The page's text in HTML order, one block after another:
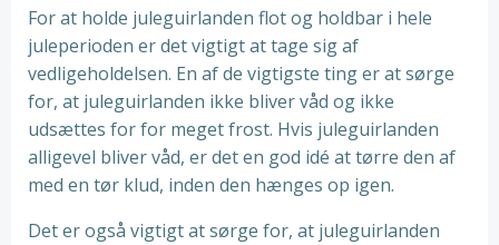
For at holde juleguirlanden flot og holdbar i hele
juleperioden er det vigtigt at tage sig af
vedligeholdelsen. En af de vigtigste ting er at sørge
for, at juleguirlanden ikke bliver våd og ikke
udsættes for for meget frost. Hvis juleguirlanden
alligevel bliver våd, er det en god idé at tørre den af
med en tør klud, inden den hænges op igen.
Det er også vigtigt at sørge for, at juleguirlanden